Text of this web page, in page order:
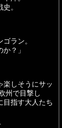
。
ラン。
？」
楽しそうにサッ
州で目撃し
目指す大人たち